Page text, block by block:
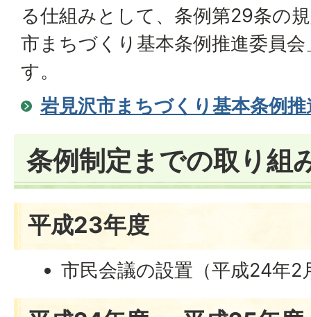
る仕組みとして、条例第29条の
市まちづくり基本条例推進委員
す。
岩見沢市まちづくり基本条例
条例制定までの取り組
平成23年度
市民会議の設置（平成24年2